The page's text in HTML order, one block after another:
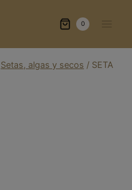
0
Setas, algas y secos / SETA